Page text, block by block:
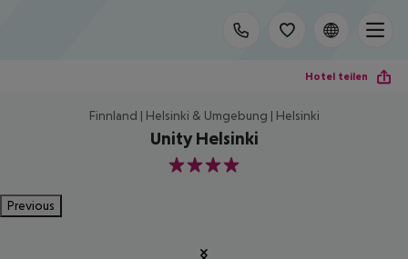
Hotel teilen
Finnland | Helsinki & Umgebung | Helsinki
Unity Helsinki
4
Previous